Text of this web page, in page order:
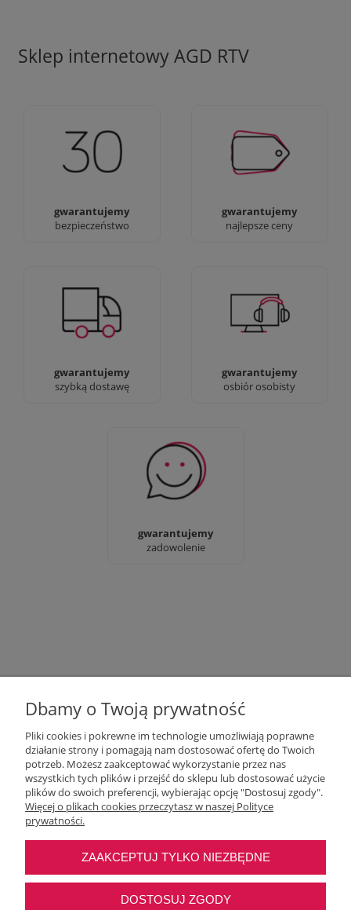
Sklep internetowy AGD RTV
gwarantujemy
bezpieczeństwo
Jesteśmy firmą z 30-
gwarantujemy
najlepsze ceny
Ciężko pracujemy aby
zapewnić najlepsze
gwarantujemy
szybką dostawę
90% dostaw następnego
dnia, bez dopłat!
gwarantujemy
osbiór osobisty
Jesteśmy prawdziwi :)
możesz przyjść i
gwarantujemy
zadowolenie
Sprawdź nasze 100%
zadowolenia Klientów
Moje konto
Najczęstsze pytania
Dbamy o Twoją prywatność
Pliki cookies i pokrewne im technologie umożliwiają poprawne
działanie strony i pomagają nam dostosować ofertę do Twoich
potrzeb. Możesz zaakceptować wykorzystanie przez nas
wszystkich tych plików i przejść do sklepu lub dostosować użycie
plików do swoich preferencji, wybierając opcję "Dostosuj zgody".
Więcej o plikach cookies przeczytasz w naszej Polityce
prywatności.
ZAAKCEPTUJ TYLKO NIEZBĘDNE
DOSTOSUJ ZGODY